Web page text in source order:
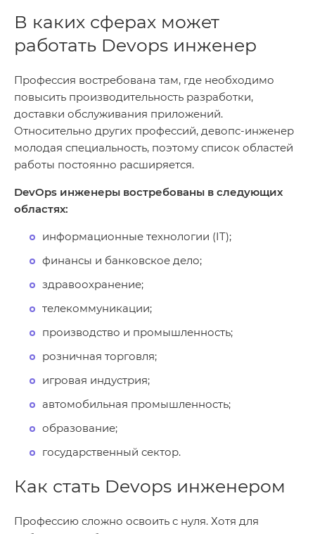
В каких сферах может
работать Devops инженер
Профессия востребована там, где необходимо
повысить производительность разработки,
доставки обслуживания приложений.
Относительно других профессий, девопс-инженер
молодая специальность, поэтому список областей
работы постоянно расширяется.
DevOps инженеры востребованы в следующих
областях:
информационные технологии (IT);
финансы и банковское дело;
здравоохранение;
телекоммуникации;
производство и промышленность;
розничная торговля;
игровая индустрия;
автомобильная промышленность;
образование;
государственный сектор.
Как стать Devops инженером
Профессию сложно освоить с нуля. Хотя для